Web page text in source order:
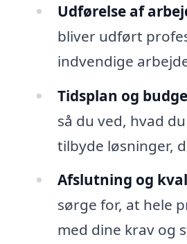
Udførelse af
bliver udført
indvendige
Tidsplan og
så du ved, hvad
tilbyde løsninger,
Afslutning og
sørge for, at hele
med dine krav og